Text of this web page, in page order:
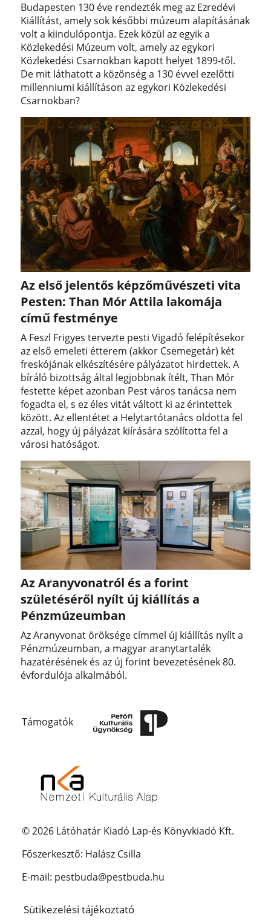
Budapesten 130 éve rendezték meg az Ezredévi
Kiállítást, amely sok későbbi múzeum alapításának
volt a kiindulópontja. Ezek közül az egyik a
Közlekedési Múzeum volt, amely az egykori
Közlekedési Csarnokban kapott helyet 1899-től.
De mit láthatott a közönség a 130 évvel ezelőtti
millenniumi kiállításon az egykori Közlekedési
Csarnokban?
Az első jelentős képzőművészeti vita
Pesten: Than Mór Attila lakomája
című festménye
A Feszl Frigyes tervezte pesti Vigadó felépítésekor
az első emeleti étterem (akkor Csemegetár) két
freskójának elkészítésére pályázatot hirdettek. A
bíráló bizottság által legjobbnak ítélt, Than Mór
festette képet azonban Pest város tanácsa nem
fogadta el, s ez éles vitát váltott ki az érintettek
között. Az ellentétet a Helytartótanács oldotta fel
azzal, hogy új pályázat kiírására szólította fel a
városi hatóságot.
Az Aranyvonatról és a forint
születéséről nyílt új kiállítás a
Pénzmúzeumban
Az Aranyvonat öröksége címmel új kiállítás nyílt a
Pénzmúzeumban, a magyar aranytartalék
hazatérésének és az új forint bevezetésének 80.
évfordulója alkalmából.
Támogatók
© 2026 Látóhatár Kiadó Lap-és Könyvkiadó Kft.
Főszerkesztő: Halász Csilla
E-mail: pestbuda@pestbuda.hu
Sütikezelési tájékoztató